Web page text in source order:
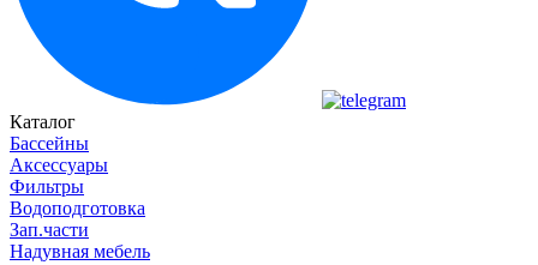
Каталог
Бассейны
Аксессуары
Фильтры
Водоподготовка
Зап.части
Надувная мебель